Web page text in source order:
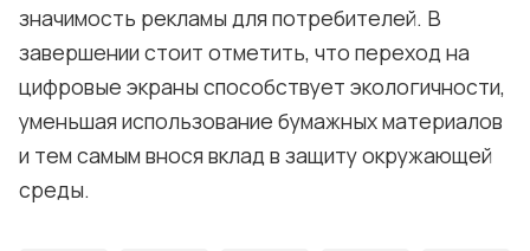
значимость рекламы для потребителей. В
завершении стоит отметить, что переход на
цифровые экраны способствует экологичности,
уменьшая использование бумажных материалов
и тем самым внося вклад в защиту окружающей
среды.